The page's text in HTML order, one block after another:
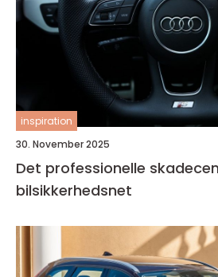
inspiration
30. November 2025
Det professionelle
bilsikkerhedsnet